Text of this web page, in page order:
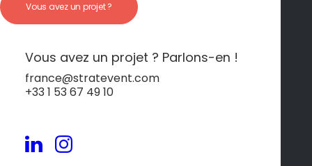
Vous avez un projet ?
Vous avez un projet ? Parlons-en !
france@stratevent.com
+33 1 53 67 49 10
Vue féerique sur le
port de Sliema